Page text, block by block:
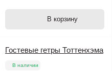
В корзину
Гостевые гетры Тоттенхэма
В наличии